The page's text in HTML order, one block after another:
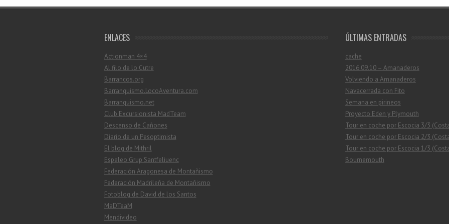
ENLACES
Actionman 4×4
Al filo de lo Cutre
Barrancos.org
Barranquismo.LocoAventura.com
Barranquismo.net
Club Excursionista MadTeam
Descenso de Cañones
Diario de un Pesoptimista
El blog de Mithril
Espeleo Grup Santfeliuenc
Federación Aragonesa de Montañismo
Federación Madrileña de Montañismo
Fotoblog de David de los Santos
MaDTeaM
Mendivideo
ÚLTIMAS ENTRADAS
cache
2016.09.10 – Amanaderos
Volviendo a Amanaderos
Navacerrada con Fito
Semana en pirineos
Proyecto Eden y Plymouth
Tour en coche por Escocia 3/3
Tour en coche por Escocia 2/3
Tour en coche por Escocia 1/3
Bournemouth